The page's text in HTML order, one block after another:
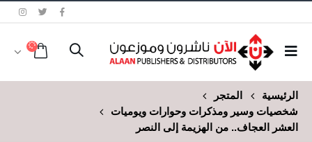
الرئيسية
المتجر
شخصيات وسير ومذكرات وحوارات ويوميات
العشر العجاف.. من الهزيمة إلى النصر